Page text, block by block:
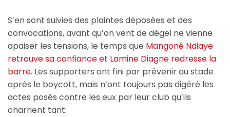
S’en sont suivies des plaintes déposées et des
convocations, avant qu’on vent de dégel ne vienne
apaiser les tensions, le temps que Mangoné Ndiaye
retrouve sa confiance et Lamine Diagne redresse la
barre. Les supporters ont fini par prévenir au stade
après le boycott, mais n’ont toujours pas digéré les
actes posés contre les eux par leur club qu’ils
charrient tant.